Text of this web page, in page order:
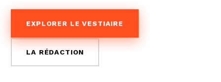
EXPLORER LE VESTIAIRE
LA RÉDACTION